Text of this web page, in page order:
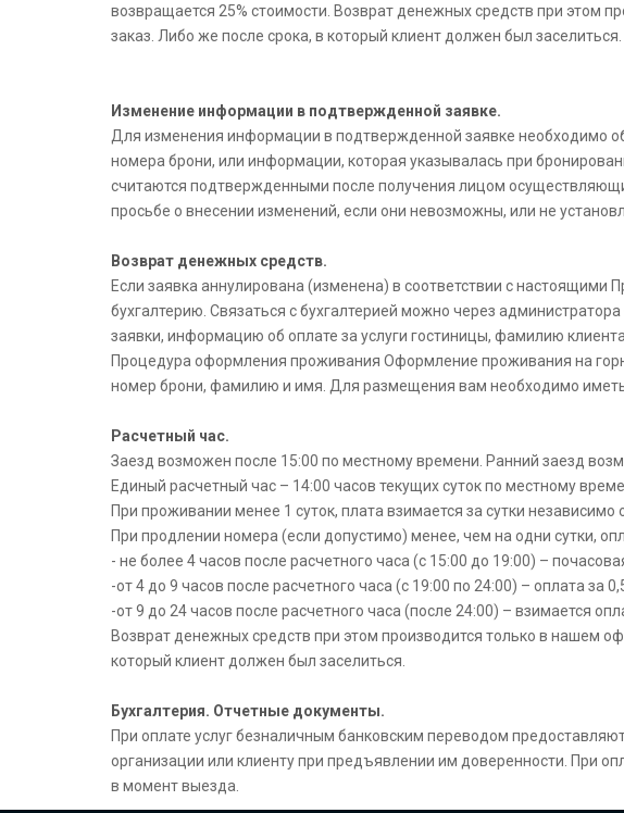
возвращается 25% стоимости. Возврат денежных средств при этом
заказ. Либо же после срока, в который клиент должен был заселиться.
Изменение информации в подтвержденной заявке.
Для изменения информации в подтвержденной заявке необходимо
номера брони, или информации, которая указывалась при
считаются подтвержденными после получения лицом
просьбе о внесении изменений, если они невозможны, или не
Возврат денежных средств.
Если заявка аннулирована (изменена) в соответствии с
бухгалтерию. Связаться с бухгалтерией можно через
заявки, информацию об оплате за услуги гостиницы, фамилию
Процедура оформления проживания Оформление проживания на
номер брони, фамилию и имя. Для размещения вам необходимо
Расчетный час.
Заезд возможен после 15:00 по местному времени. Ранний заезд
Единый расчетный час – 14:00 часов текущих суток по местному
При проживании менее 1 суток, плата взимается за сутки независимо
При продлении номера (если допустимо) менее, чем на одни сутки,
- не более 4 часов после расчетного часа (с 15:00 до 19:00) –
-от 4 до 9 часов после расчетного часа (с 19:00 по 24:00) – оплата за
-от 9 до 24 часов после расчетного часа (после 24:00) – взимается
Возврат денежных средств при этом производится только в нашем
который клиент должен был заселиться.
Бухгалтерия. Отчетные документы.
При оплате услуг безналичным банковским переводом
организации или клиенту при предъявлении им доверенности. При
в момент выезда.